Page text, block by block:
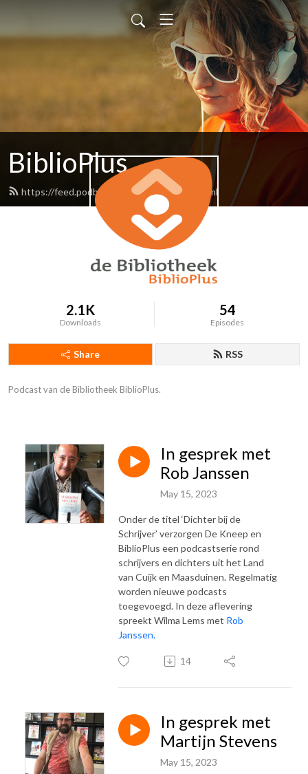
BiblioPlus
https://feed.podbean.com/biblioplus/feed.xml
2.1K
Downloads
54
Episodes
Share RSS
Podcast van de Bibliotheek BiblioPlus.
In gesprek met
Rob Janssen
May 15, 2023
Onder de titel ‘Dichter bij de
Schrijver’ verzorgen De Kneep en
BiblioPlus een podcastserie rond
schrijvers en dichters uit het Land
van Cuijk en Maasduinen. Regelmatig
worden nieuwe podcasts
toegevoegd. In deze aflevering
spreekt Wilma Lems met Rob
Janssen.
14
In gesprek met
Martijn Stevens
May 15, 2023